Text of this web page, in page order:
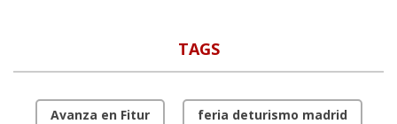
TAGS
Avanza en Fitur
feria deturismo madrid